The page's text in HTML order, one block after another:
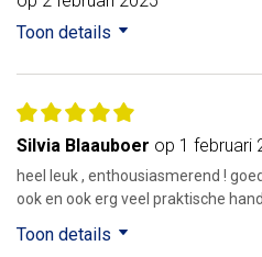
Toon details
Silvia Blaauboer op 1 februari
heel leuk , enthousiasmerend !
ook en ook erg veel praktische
Toon details